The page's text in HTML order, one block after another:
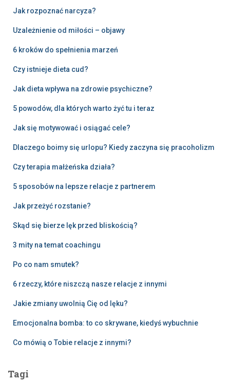
Jak rozpoznać narcyza?
Uzależnienie od miłości – objawy
6 kroków do spełnienia marzeń
Czy istnieje dieta cud?
Jak dieta wpływa na zdrowie psychiczne?
5 powodów, dla których warto żyć tu i teraz
Jak się motywować i osiągać cele?
Dlaczego boimy się urlopu? Kiedy zaczyna się pracoholizm
Czy terapia małżeńska działa?
5 sposobów na lepsze relacje z partnerem
Jak przeżyć rozstanie?
Skąd się bierze lęk przed bliskością?
3 mity na temat coachingu
Po co nam smutek?
6 rzeczy, które niszczą nasze relacje z innymi
Jakie zmiany uwolnią Cię od lęku?
Emocjonalna bomba: to co skrywane, kiedyś wybuchnie
Co mówią o Tobie relacje z innymi?
Tagi